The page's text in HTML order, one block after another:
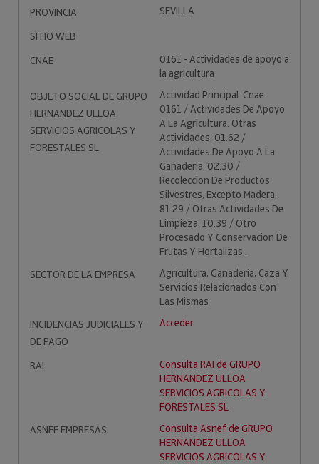
PROVINCIA
SEVILLA
SITIO WEB
CNAE
0161 - Actividades de apoyo a
la agricultura
OBJETO SOCIAL DE GRUPO
HERNANDEZ ULLOA
SERVICIOS AGRICOLAS Y
FORESTALES SL
Actividad Principal: Cnae:
0161 / Actividades De Apoyo
A La Agricultura. Otras
Actividades: 01.62 /
Actividades De Apoyo A La
Ganaderia, 02.30 /
Recoleccion De Productos
Silvestres, Excepto Madera,
81.29 / Otras Actividades De
Limpieza, 10.39 / Otro
Procesado Y Conservacion De
Frutas Y Hortalizas,.
SECTOR DE LA EMPRESA
Agricultura, Ganadería, Caza Y
Servicios Relacionados Con
Las Mismas
INCIDENCIAS JUDICIALES Y
DE PAGO
Acceder
RAI
Consulta RAI de GRUPO
HERNANDEZ ULLOA
SERVICIOS AGRICOLAS Y
FORESTALES SL
ASNEF EMPRESAS
Consulta Asnef de GRUPO
HERNANDEZ ULLOA
SERVICIOS AGRICOLAS Y